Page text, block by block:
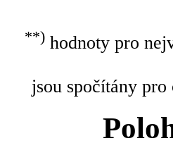
**)hodnoty pro
jsou spočítány